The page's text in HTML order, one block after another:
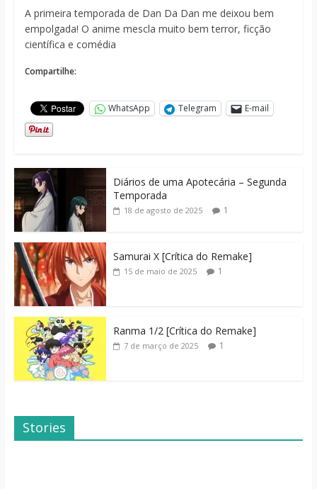
A primeira temporada de Dan Da Dan me deixou bem
empolgada! O anime mescla muito bem terror, ficção
científica e comédia
Compartilhe:
WhatsApp Telegram E-mail
Diários de uma Apotecária – Segunda
Temporada
18 de agosto de 2025 1
Samurai X [Crítica do Remake]
15 de maio de 2025 1
Ranma 1/2 [Crítica do Remake]
7 de março de 2025 1
Stories
Dicas de Filmes
Para o Fim de
Família Inusitada